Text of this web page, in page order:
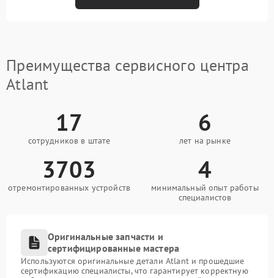
Преимущества сервисного центра
Atlant
17
сотрудников в штате
6
лет на рынке
3703
отремонтированных устройств
4
минимальный опыт работы
специалистов
Оригинальные запчасти и
сертифицированные мастера
Используются оригинальные детали Atlant и прошедшие
сертификацию специалисты, что гарантирует корректную